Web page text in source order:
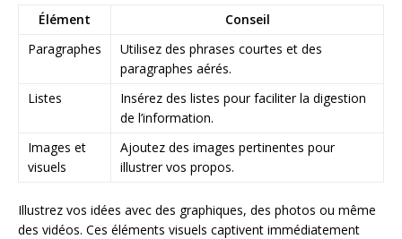
Élément
Conseil
Paragraphes
Utilisez des phrases courtes et des
paragraphes aérés.
Listes
Insérez des listes pour faciliter la digestion
de l’information.
Images et
visuels
Ajoutez des images pertinentes pour
illustrer vos propos.
Illustrez vos idées avec des graphiques, des photos ou même
des vidéos. Ces éléments visuels captivent immédiatement